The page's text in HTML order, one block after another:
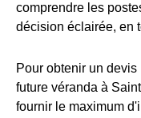
comprendre les
décision éclairée, en
Pour obtenir un
future véranda à
fournir le maximum